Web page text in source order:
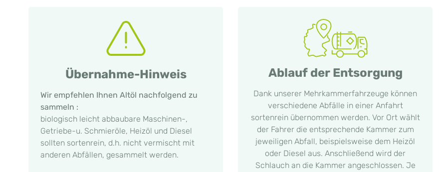
Übernahme-Hinweis
Wir empfehlen Ihnen Altöl nachfolgend zu
sammeln :
biologisch leicht abbaubare Maschinen-,
Getriebe-u. Schmieröle, Heizöl und Diesel
sollten sortenrein, d.h. nicht vermischt mit
anderen Abfällen, gesammelt werden.
Ablauf der Entsorgung
Dank unserer Mehrkammerfahrzeuge können
verschiedene Abfälle in einer Anfahrt
sortenrein übernommen werden. Vor Ort wählt
der Fahrer die entsprechende Kammer zum
jeweiligen Abfall, beispielsweise dem Heizöl
oder Diesel aus. Anschließend wird der
Schlauch an die Kammer angeschlossen. Je